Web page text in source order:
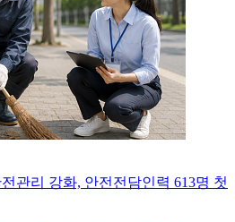
관리 강화, 안전전담인력 613명 첫